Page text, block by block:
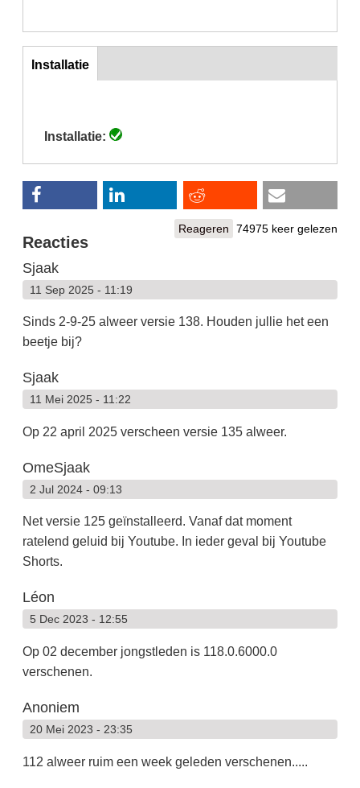
inst
Installatie
Installatie:
Reageren 74975 keer gelezen
Reacties
Sjaak
11 Sep 2025 - 11:19
Sinds 2-9-25 alweer versie 138. Houden jullie het een
beetje bij?
Sjaak
11 Mei 2025 - 11:22
Op 22 april 2025 verscheen versie 135 alweer.
OmeSjaak
2 Jul 2024 - 09:13
Net versie 125 geïnstalleerd. Vanaf dat moment
ratelend geluid bij Youtube. In ieder geval bij Youtube
Shorts.
Léon
5 Dec 2023 - 12:55
Op 02 december jongstleden is 118.0.6000.0
verschenen.
Anoniem
20 Mei 2023 - 23:35
112 alweer ruim een week geleden verschenen.....